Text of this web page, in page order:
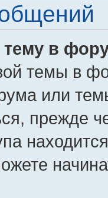
тему в
темы в
или
прежде